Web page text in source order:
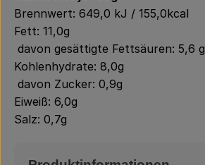
Brennwert: 649,0 kJ / 155,0kcal
Fett: 11,0g
davon gesättigte Fettsäuren: 5,6 g
Kohlenhydrate: 8,0g
davon Zucker: 0,9g
Eiweiß: 6,0g
Salz: 0,7g